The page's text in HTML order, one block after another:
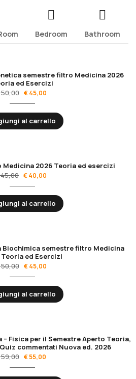
Bedroom Bathroom
semestre filtro Medicina 2026
ed Esercizi
€45,00
al carrello
2026 Teoria ed esercizi
€40,00
al carrello
Biochimica semestre filtro Medicina
Teoria ed Esercizi
€45,00
al carrello
– Fisica per il Semestre Aperto Teoria,
commentati Nuova ed. 2026
59,00 €55,00